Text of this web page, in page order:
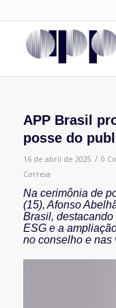
APP Brasil
posse do
16 de abril de 2025 / 0
Correia
Na cerimônia de
(15), Afonso
Brasil,
ESG e a
no conselho e nas